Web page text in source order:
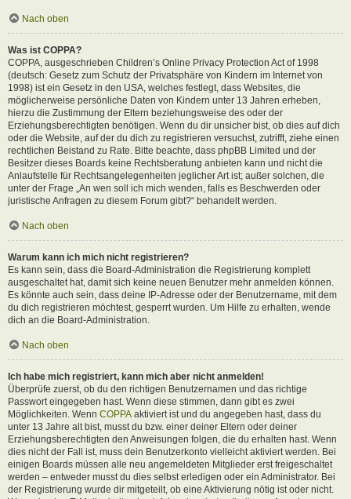
Nach oben
Was ist COPPA?
COPPA, ausgeschrieben Children’s Online Privacy Protection Act of 1998
(deutsch: Gesetz zum Schutz der Privatsphäre von Kindern im Internet von
1998) ist ein Gesetz in den USA, welches festlegt, dass Websites, die
möglicherweise persönliche Daten von Kindern unter 13 Jahren erheben,
hierzu die Zustimmung der Eltern beziehungsweise des oder der
Erziehungsberechtigten benötigen. Wenn du dir unsicher bist, ob dies auf dich
oder die Website, auf der du dich zu registrieren versuchst, zutrifft, ziehe einen
rechtlichen Beistand zu Rate. Bitte beachte, dass phpBB Limited und der
Besitzer dieses Boards keine Rechtsberatung anbieten kann und nicht die
Anlaufstelle für Rechtsangelegenheiten jeglicher Art ist; außer solchen, die
unter der Frage „An wen soll ich mich wenden, falls es Beschwerden oder
juristische Anfragen zu diesem Forum gibt?“ behandelt werden.
Nach oben
Warum kann ich mich nicht registrieren?
Es kann sein, dass die Board-Administration die Registrierung komplett
ausgeschaltet hat, damit sich keine neuen Benutzer mehr anmelden können.
Es könnte auch sein, dass deine IP-Adresse oder der Benutzername, mit dem
du dich registrieren möchtest, gesperrt wurden. Um Hilfe zu erhalten, wende
dich an die Board-Administration.
Nach oben
Ich habe mich registriert, kann mich aber nicht anmelden!
Überprüfe zuerst, ob du den richtigen Benutzernamen und das richtige
Passwort eingegeben hast. Wenn diese stimmen, dann gibt es zwei
Möglichkeiten. Wenn COPPA aktiviert ist und du angegeben hast, dass du
unter 13 Jahre alt bist, musst du bzw. einer deiner Eltern oder deiner
Erziehungsberechtigten den Anweisungen folgen, die du erhalten hast. Wenn
dies nicht der Fall ist, muss dein Benutzerkonto vielleicht aktiviert werden. Bei
einigen Boards müssen alle neu angemeldeten Mitglieder erst freigeschaltet
werden – entweder musst du dies selbst erledigen oder ein Administrator. Bei
der Registrierung wurde dir mitgeteilt, ob eine Aktivierung nötig ist oder nicht.